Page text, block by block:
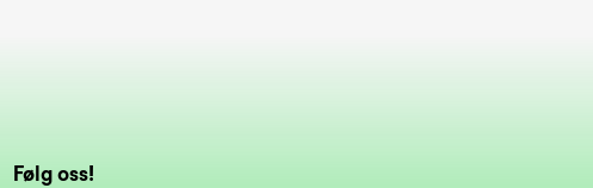
Følg oss!